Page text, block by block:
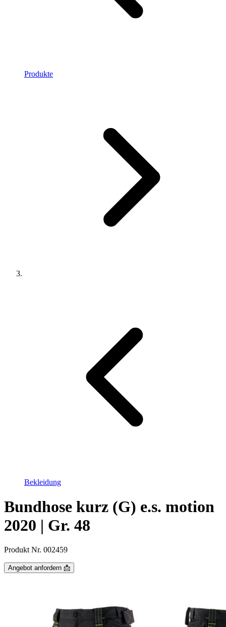
Produkte
Bekleidung
Bundhose kurz (G) e.s. motion
2020 | Gr. 48
Produkt Nr. 002459
Angebot anfordern 📩